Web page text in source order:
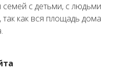
с детьми, с людьми
так как вся площадь дома